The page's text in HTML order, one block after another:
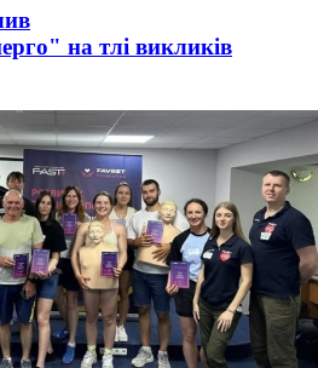
на тлі викликів